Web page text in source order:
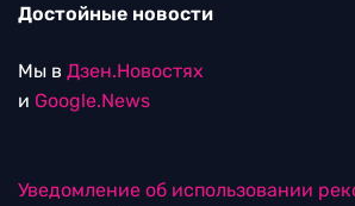
Достойные новости
Мы в Дзен.Новостях
и Google.News
Уведомление об использовании